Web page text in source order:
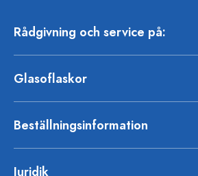
Rådgivning och service på:
Glasoflaskor
Beställningsinformation
Juridik